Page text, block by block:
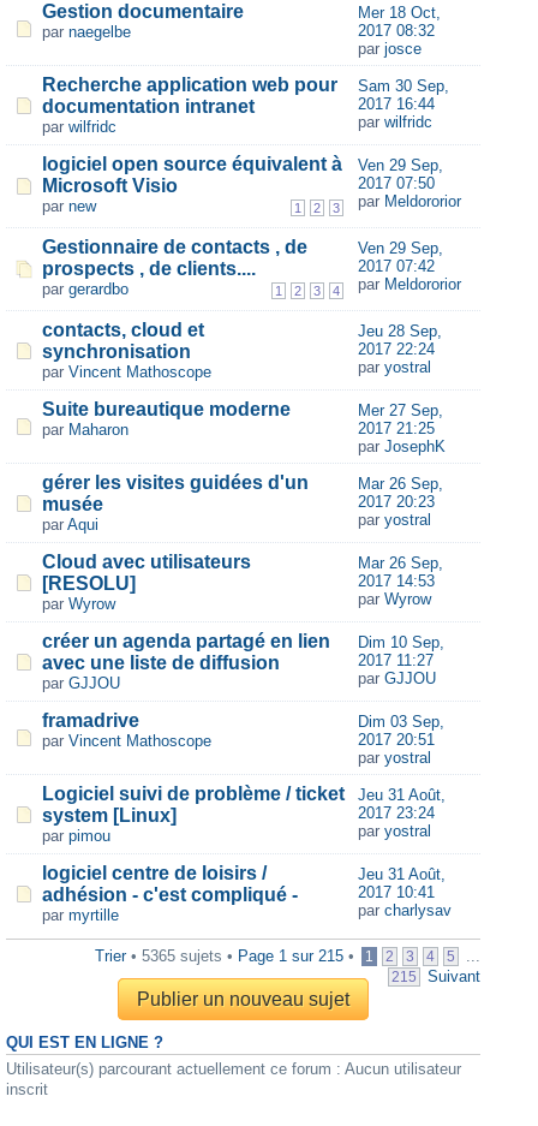
Gestion documentaire
par naegelbe
Mer 18 Oct,
2017 08:32
par josce
Recherche application web pour
documentation intranet
par wilfridc
Sam 30 Sep,
2017 16:44
par wilfridc
logiciel open source équivalent à
Microsoft Visio
1 2 3
par new
Ven 29 Sep,
2017 07:50
par Meldororior
Gestionnaire de contacts , de
prospects , de clients....
1 2 3 4
par gerardbo
Ven 29 Sep,
2017 07:42
par Meldororior
contacts, cloud et
synchronisation
par Vincent Mathoscope
Jeu 28 Sep,
2017 22:24
par yostral
Suite bureautique moderne
par Maharon
Mer 27 Sep,
2017 21:25
par JosephK
gérer les visites guidées d'un
musée
par Aqui
Mar 26 Sep,
2017 20:23
par yostral
Cloud avec utilisateurs
[RESOLU]
par Wyrow
Mar 26 Sep,
2017 14:53
par Wyrow
créer un agenda partagé en lien
avec une liste de diffusion
par GJJOU
Dim 10 Sep,
2017 11:27
par GJJOU
framadrive
par Vincent Mathoscope
Dim 03 Sep,
2017 20:51
par yostral
Logiciel suivi de problème / ticket
system [Linux]
par pimou
Jeu 31 Août,
2017 23:24
par yostral
logiciel centre de loisirs /
adhésion - c'est compliqué -
par myrtille
Jeu 31 Août,
2017 10:41
par charlysav
Trier• 5365 sujets • Page 1 sur 215 • 1 2 3 4 5 ...
215 Suivant
Publier un nouveau sujet
QUI EST EN LIGNE ?
Utilisateur(s) parcourant actuellement ce forum : Aucun utilisateur
inscrit